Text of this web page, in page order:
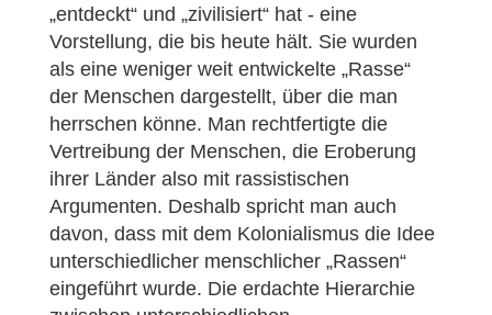
„entdeckt“ und „zivilisiert“ hat - eine
Vorstellung, die bis heute hält. Sie wurden
als eine weniger weit entwickelte „Rasse“
der Menschen dargestellt, über die man
herrschen könne. Man rechtfertigte die
Vertreibung der Menschen, die Eroberung
ihrer Länder also mit rassistischen
Argumenten. Deshalb spricht man auch
davon, dass mit dem Kolonialismus die Idee
unterschiedlicher menschlicher „Rassen“
eingeführt wurde. Die erdachte Hierarchie